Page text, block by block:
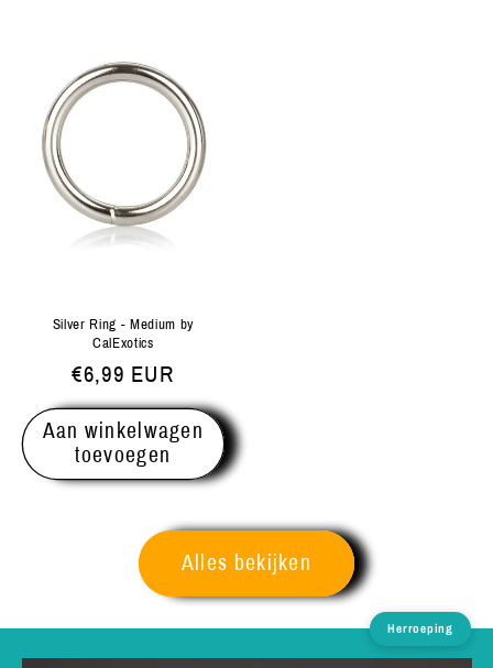
Silver Ring - Medium by
CalExotics
Normale
prijs
€6,99 EUR
Aan winkelwagen
toevoegen
Alles bekijken
Herroeping